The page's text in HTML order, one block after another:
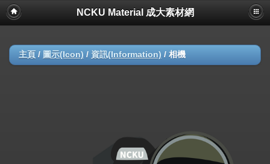
NCKU Material 成大素材網
主頁 / 圖示(Icon) / 資訊(Information) / 相機